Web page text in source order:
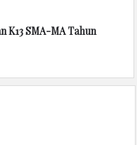
K13 SMA-MA Tahun